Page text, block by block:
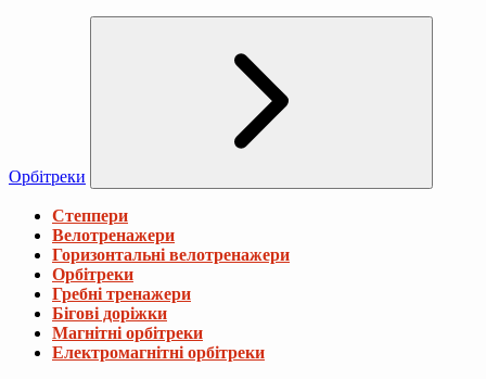
Орбітреки
Степпери
Велотренажери
Горизонтальні велотренажери
Орбітреки
Гребні тренажери
Бігові доріжки
Магнітні орбітреки
Електромагнітні орбітреки